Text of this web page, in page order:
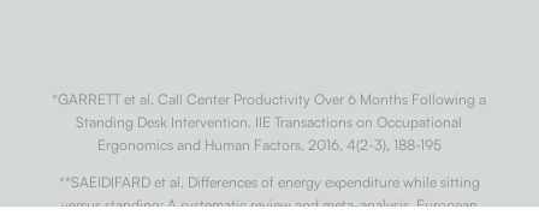
*GARRETT et al. Call Center Productivity Over 6 Months Following a
Standing Desk Intervention. IIE Transactions on Occupational
Ergonomics and Human Factors. 2016, 4(2-3), 188-195
**SAEIDIFARD et al. Differences of energy expenditure while sitting
versus standing: A systematic review and meta-analysis. European